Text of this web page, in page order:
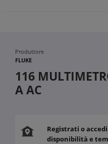
Produttore
FLUKE
116
A AC
Registrati o
disponibilità e